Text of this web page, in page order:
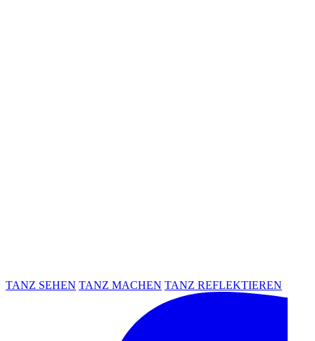
TANZ SEHEN TANZ MACHEN TANZ REFLEKTIEREN